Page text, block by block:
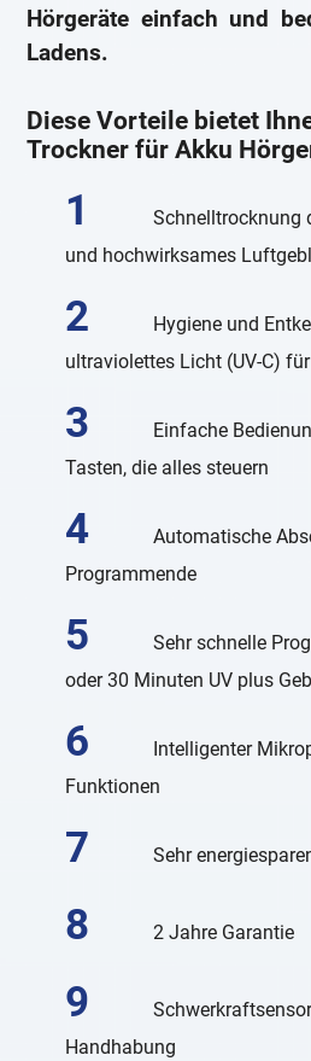
Hörgeräte einfach und
Ladens.
Diese Vorteile bietet
Trockner für Akku
Schnelltrocknung
und hochwirksames
Hygiene und
ultraviolettes Licht (UV-C)
Einfache
Tasten, die alles steuern
Automatische
Programmende
Sehr schnelle
oder 30 Minuten UV plus
Intelligenter
Funktionen
Sehr
2 Jahre Garantie
Handhabung